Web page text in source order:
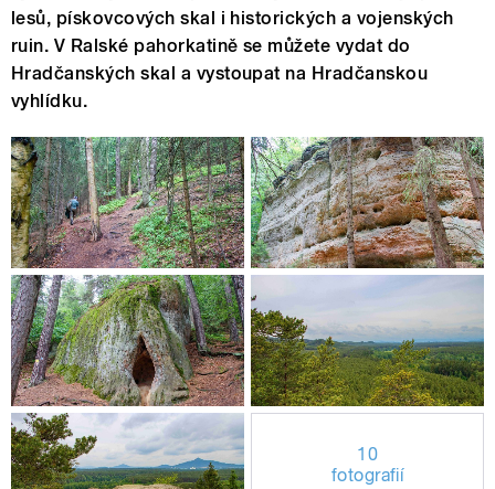
lesů, pískovcových skal i historických a vojenských
ruin. V Ralské pahorkatině se můžete vydat do
Hradčanských skal a vystoupat na Hradčanskou
vyhlídku.
10
fotografií